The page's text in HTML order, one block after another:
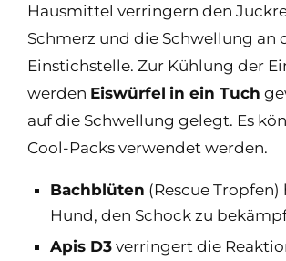
Hausmittel verringern den
Schmerz und die Schwellung an
Einstichstelle. Zur Kühlung der
werden Eiswürfel in ein Tuch
auf die Schwellung gelegt. Es
Cool-Packs verwendet werden.
Bachblüten (Rescue
Hund, den Schock zu
Apis D3 verringert die